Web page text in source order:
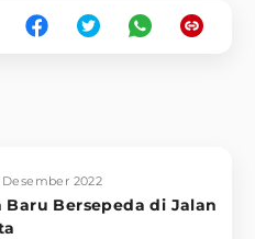
2022
Baru Bersepeda di Jalan